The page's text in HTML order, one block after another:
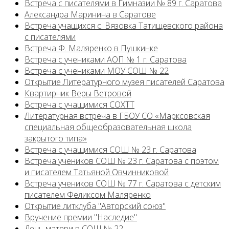
Встреча с писателями в Гимназии № 89 г. Саратова
Александра Маринина в Саратове
Встреча учащихся с. Вязовка Татищевского района
с писателями
Встреча Ф. Маляренко в Пушкинке
Встреча с учениками АОП № 1 г. Саратова
Встреча с учениками МОУ СОШ № 22
Открытие Литературного музея писателей Саратова
Квартирник Веры Ветровой
Встреча с учащимися СОХТТ
Литературная встреча в ГБОУ СО «Марксовская
специальная общеобразовательная школа
закрытого типа»
Встреча с учащимися СОШ № 23 г. Саратова
Встреча учеников СОШ № 23 г. Саратова с поэтом
и писателем Татьяной Овчинниковой
Встреча учеников СОШ № 77 г. Саратова с детским
писателем Феликсом Маляренко
Открытие литклуба "Авторский союз"
Вручение премии "Наследие"